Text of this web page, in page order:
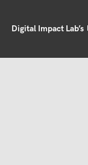
Digital Impact Lab’s